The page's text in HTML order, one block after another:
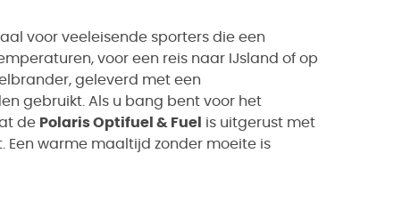
voor veeleisende sporters die een
voor een reis naar IJsland of op
geleverd met een
gebruikt. Als u bang bent voor het
de Polaris Optifuel & Fuel
is uitgerust met
warme maaltijd zonder moeite is